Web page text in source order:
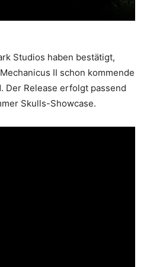
Studios haben bestätigt,
II schon kommende
Der Release erfolgt passend
Skulls-Showcase.